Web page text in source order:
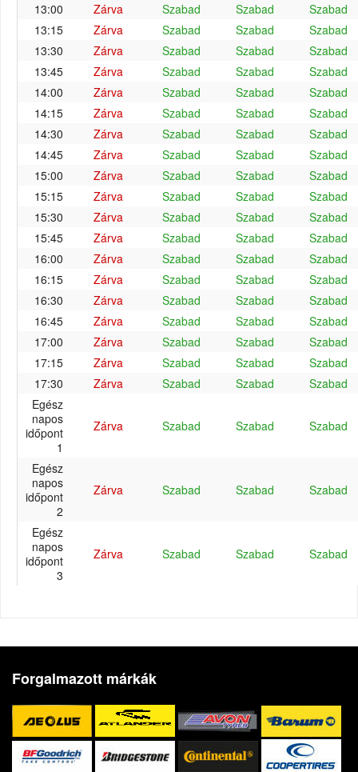
13:00
Zárva Szabad Szabad
Szabad
13:15
Zárva Szabad Szabad
Szabad
13:30
Zárva Szabad Szabad
Szabad
13:45
Zárva Szabad Szabad
Szabad
14:00
Zárva Szabad Szabad
Szabad
14:15
Zárva Szabad Szabad
Szabad
14:30
Zárva Szabad Szabad
Szabad
14:45
Zárva Szabad Szabad
Szabad
15:00
Zárva Szabad Szabad
Szabad
15:15
Zárva Szabad Szabad
Szabad
15:30
Zárva Szabad Szabad
Szabad
15:45
Zárva Szabad Szabad
Szabad
16:00
Zárva Szabad Szabad
Szabad
16:15
Zárva Szabad Szabad
Szabad
16:30
Zárva Szabad Szabad
Szabad
16:45
Zárva Szabad Szabad
Szabad
17:00
Zárva Szabad Szabad
Szabad
17:15
Zárva Szabad Szabad
Szabad
17:30
Zárva Szabad Szabad
Szabad
Egész
napos
időpont
1
Zárva Szabad Szabad Szabad
Egész
napos
időpont
2
Zárva Szabad Szabad Szabad
Egész
napos
időpont
3
Zárva Szabad Szabad Szabad
Forgalmazott márkák